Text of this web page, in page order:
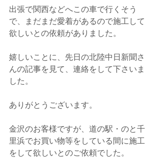
出張で関西などへこの車で行くそう
で、まだまだ愛着があるので施工して
欲しいとの依頼がありました。
嬉しいことに、先日の北陸中日新聞さ
んの記事を見て、連絡をして下さいま
した。
ありがとうございます。
金沢のお客様ですが、道の駅・のと千
里浜でお買い物等をしている間に施工
をして欲しいとのご依頼でした。